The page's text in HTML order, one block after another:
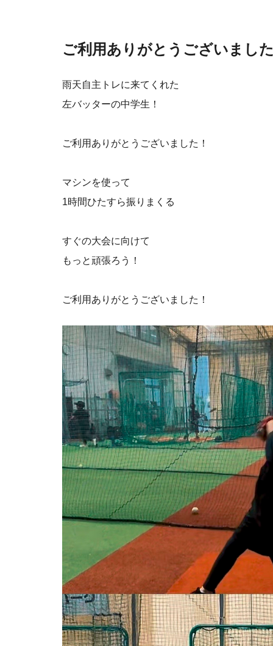
ご利用ありがとうございまし
雨天自主トレに来てくれた
左バッターの中学生！
ご利用ありがとうございました！
マシンを使って
1時間ひたすら振りまくる
すぐの大会に向けて
もっと頑張ろう！
ご利用ありがとうございました！